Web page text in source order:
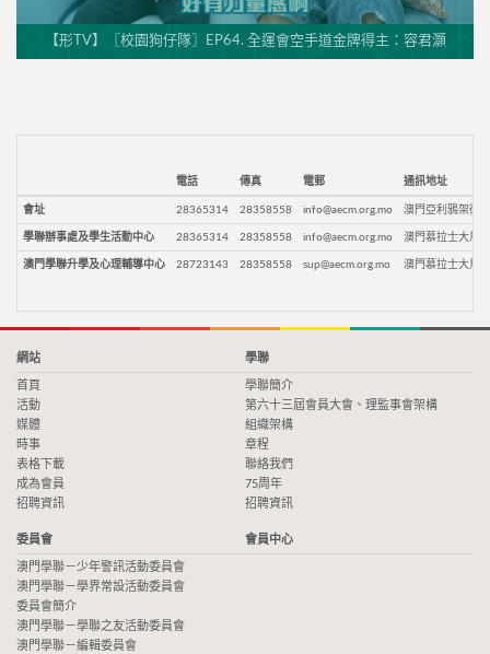
【形TV】〖校園狗仔隊〗EP64. 全運會空手道金牌得主：容君灝
電話 傳真 電郵 通訊地址
會址 28365314 28358558 info@aecm.org.mo 澳門亞利鴉架街9
學聯辦事處及學生活動中心 28365314 28358558 info@aecm.org.mo 澳門慕拉士大馬
澳門學聯升學及心理輔導中心 28723143 28358558 sup@aecm.org.mo 澳門慕拉士大馬
網站
首頁
活動
媒體
時事
表格下載
成為會員
招聘資訊
學聯
學聯簡介
第六十三屆會員大會、理監事會架構
組織架構
章程
聯絡我們
75周年
招聘資訊
委員會
澳門學聯－少年警訊活動委員會
澳門學聯－學界常設活動委員會
委員會簡介
澳門學聯－學聯之友活動委員會
澳門學聯－編輯委員會
會員中心